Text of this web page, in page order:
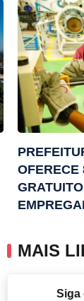
OFERECE
MAIS
Siga